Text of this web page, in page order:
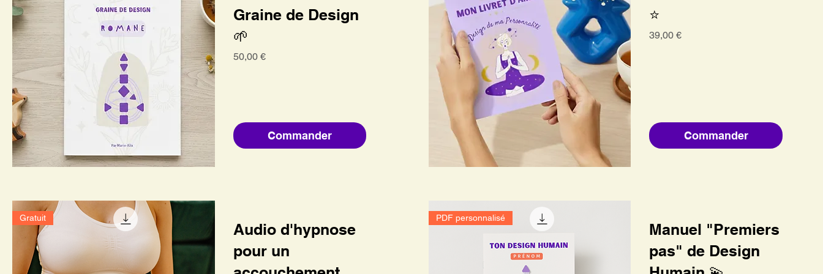
Graine de Design
🌱
Prix
50,00 €
Commander
⭐
Prix
39,00 €
Commander
Gratuit
Audio d'hypnose
pour un
PDF personnalisé
Manuel "Premiers
pas" de Design